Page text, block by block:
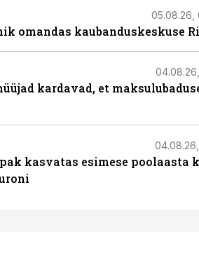
05.08.26,
omandas kaubanduskeskuse
04.08.26,
kardavad, et
04.08.26,
kasvatas esimese poolaasta